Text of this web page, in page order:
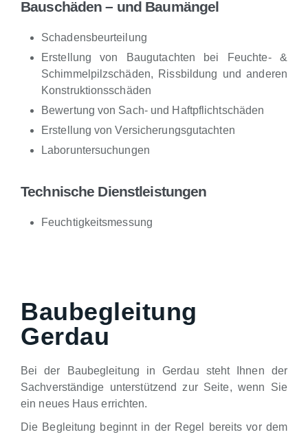
Bauschäden – und Baumängel
Schadensbeurteilung
Erstellung von Baugutachten bei Feuchte- &
Schimmelpilzschäden, Rissbildung und anderen
Konstruktionsschäden
Bewertung von Sach- und Haftpflichtschäden
Erstellung von Versicherungsgutachten
Laboruntersuchungen
Technische Dienstleistungen
Feuchtigkeitsmessung
Baubegleitung
Gerdau
Bei der Baubegleitung in Gerdau steht Ihnen der
Sachverständige unterstützend zur Seite, wenn Sie
ein neues Haus errichten.
Die Begleitung beginnt in der Regel bereits vor dem